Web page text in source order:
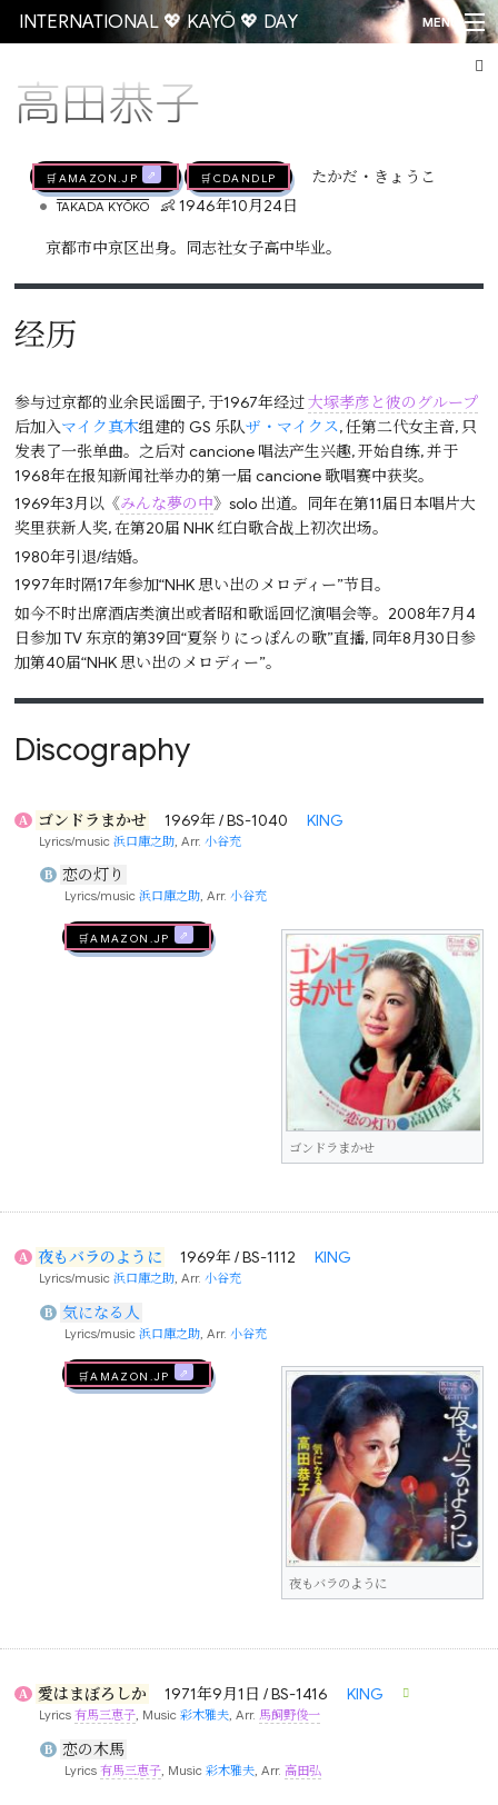
INTERNATIONAL 💖 KAYŌ 💖 DAY MENU
高田恭子
🛒AMAZON.jp 🛒CDandLP たかだ・きょうこ
• TAKADA KYŌKO 👶 1946年10月24日
京都市中京区出身。同志社女子高中毕业。
经历
参与过京都的业余民谣圈子, 于1967年经过大塚孝彦と彼のグループ
后加入マイク真木组建的 GS 乐队ザ・マイクス, 任第二代女主音, 只
发表了一张单曲。之后对 cancione 唱法产生兴趣, 开始自练, 并于
1968年在报知新闻社举办的第一届 cancione 歌唱赛中获奖。
1969年3月以《みんな夢の中》solo 出道。同年在第11届日本唱片大
奖里获新人奖, 在第20届 NHK 红白歌合战上初次出场。
1980年引退/结婚。
1997年时隔17年参加“NHK 思い出のメロディー”节目。
如今不时出席酒店类演出或者昭和歌谣回忆演唱会等。2008年7月4
日参加 TV 东京的第39回“夏祭りにっぽんの歌”直播, 同年8月30日参
加第40届“NHK 思い出のメロディー”。
Discography
A ゴンドラまかせ 1969年 / BS-1040 KING
Lyrics/music浜口庫之助 , Arr.小谷充
B 恋の灯り
Lyrics/music 浜口庫之助, Arr. 小谷充
ゴンドラまかせ
🛒AMAZON.jp
A 夜もバラのように 1969年 / BS-1112 KING
Lyrics/music浜口庫之助, Arr.小谷充
B 気になる人
Lyrics/music 浜口庫之助, Arr. 小谷充
夜もバラのように
🛒AMAZON.jp
A 愛はまぼろしか 1971年9月1日 / BS-1416 KING
Lyrics有馬三恵子, Music彩木雅夫, Arr.馬飼野俊一
B 恋の木馬
Lyrics 有馬三恵子, Music 彩木雅夫, Arr. 高田弘